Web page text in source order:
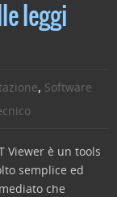
leggi
, Software
Viewer è un tools
semplice ed
che